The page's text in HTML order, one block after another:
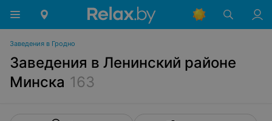
Заведения в Гродно
Заведения в Ленинский районе
Минска 163